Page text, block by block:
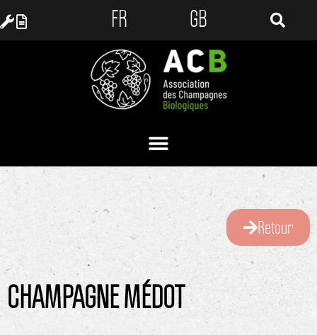
FR GB
Retour
CHAMPAGNE MÉDOT